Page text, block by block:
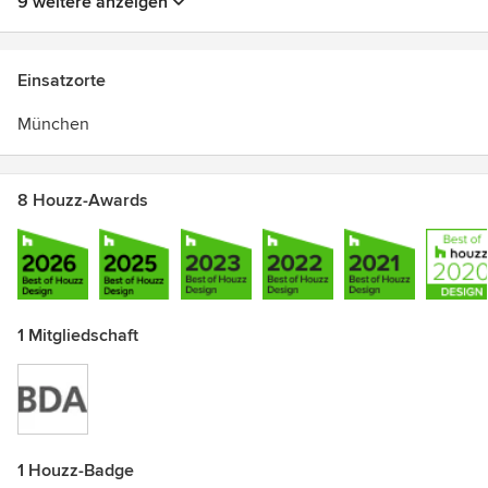
best architects 20 award
weitere Auszeichnungen s. webseite: www.u-
Einsatzorte
München
8 Houzz-Awards
1 Mitgliedschaft
1 Houzz-Badge